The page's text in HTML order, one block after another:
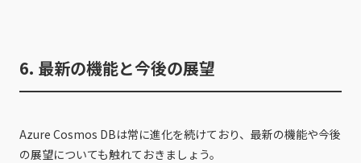
6. 最新の機能と今後の展望
Azure Cosmos DBは常に進化を続けており、最新の機能や今後
の展望についても触れておきましょう。